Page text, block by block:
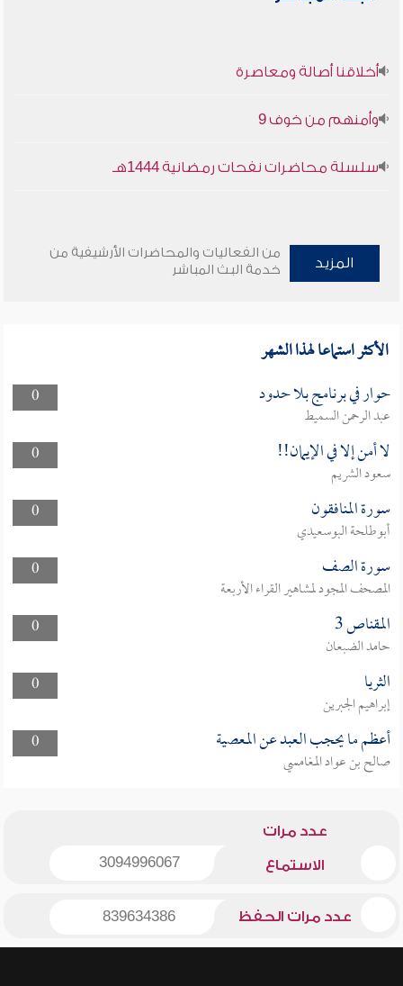
أخلاقنا أصالة ومعاصرة
وأمنهم من خوف 9
سلسلة محاضرات نفحات رمضانية 1444هـ
المزيد
من الفعاليات والمحاضرات الأرشيفية من
خدمة البث المباشر
الأكثر استماعا لهذا الشهر
0 حوار في برنامج بلا حدود
عبد الرحمن السميط
0
لا أمن إلا في الإيمان!!
سعود الشريم
0
سورة المنافقون
أبوطلحة البوسعيدي
0
سورة الصف
المصحف المجود لمشاهير القراء الأربعة
0
المقناص 3
حامد الضبعان
0
الثريا
إبراهيم الجبرين
0
أعظم ما يحجب العبد عن المعصية
صالح بن عواد المغامسي
عدد مرات
الاستماع 3094996067
عدد مرات الحفظ 839634386